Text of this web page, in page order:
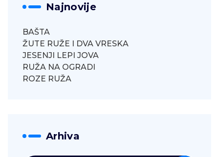
Najnovije
BAŠTA
ŽUTE RUŽE I DVA VRESKA
JESENJI LEPI JOVA
RUŽA NA OGRADI
ROZE RUŽA
Arhiva